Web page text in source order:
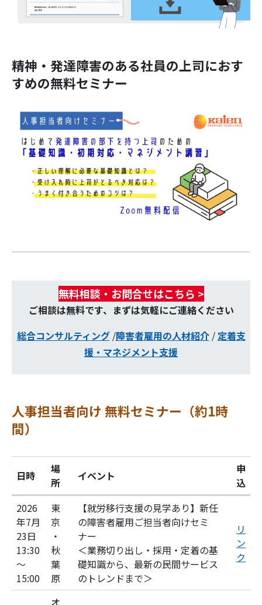
精神・発達障害のある社員の上司におす
すめの無料セミナー
無料相談・お問合せはこちら >
ご相談は無料です、まずは気軽にご連絡ください
総合コンサルティング/障害者雇用の人材紹介/ 定着支
援・マネジメント支援
人事担当者向け 無料セミナー（約1時
間）
日時
場
所
イベント
申
込
2026
年7月
23日
13:30
～
15:00
東
京
・
秋
葉
原
【就労移行支援の見学あり】新任
の障害者雇用ご担当者向けセミ
ナー
＜業務切り出し・採用・定着の基
礎知識から、最新の民間サービス
のトレンドまで＞
リ
ン
ク
オ